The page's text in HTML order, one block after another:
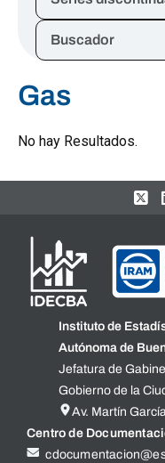
Buscador
Gas
No hay Resultados.
Instituto de
Autónoma de
Jefatura de
Gobierno de la
Av. Martín
Centro de